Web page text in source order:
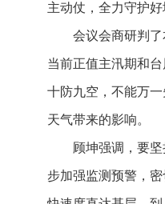
主动仗，全力守护
会议会商研判
当前正值主汛期和
十防九空，不能万
天气带来的影响。
顾坤强调，要
步加强监测预警，